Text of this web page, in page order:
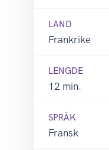
LAND
Frankrike
LENGDE
12 min.
SPRÅK
Fransk